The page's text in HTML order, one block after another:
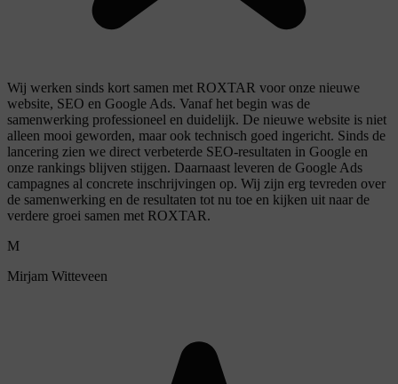
Wij werken sinds kort samen met ROXTAR voor onze nieuwe
website, SEO en Google Ads. Vanaf het begin was de
samenwerking professioneel en duidelijk. De nieuwe website is niet
alleen mooi geworden, maar ook technisch goed ingericht. Sinds de
lancering zien we direct verbeterde SEO-resultaten in Google en
onze rankings blijven stijgen. Daarnaast leveren de Google Ads
campagnes al concrete inschrijvingen op. Wij zijn erg tevreden over
de samenwerking en de resultaten tot nu toe en kijken uit naar de
verdere groei samen met ROXTAR.
M
Mirjam Witteveen